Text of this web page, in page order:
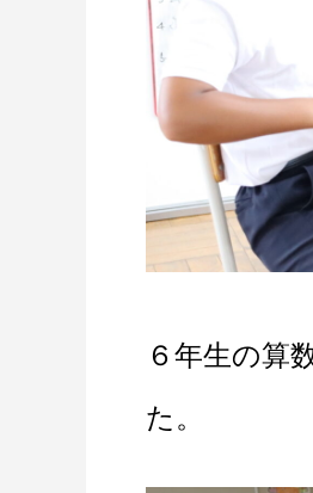
６年生の算
た。